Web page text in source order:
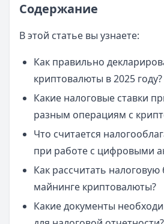
Содержание
В этой статье вы узнаете:
Как правильно
криптовалюты в 2025 году?
Какие налоговые ставки
разным операциям с
Что считается
при работе с цифровыми
Как рассчитать налоговую
майнинге криптовалюты?
Какие документы